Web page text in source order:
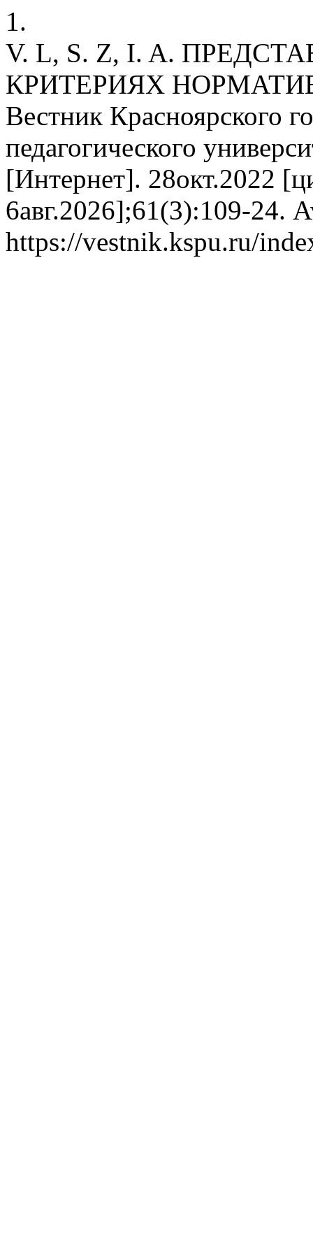
1.
V. L, S. Z, I. A.
КРИТЕРИЯХ
Вестник Красноярского
педагогического
[Интернет]. 28окт.2022
6авг.2026];61(3):109-24.
https://vestnik.kspu.ru/